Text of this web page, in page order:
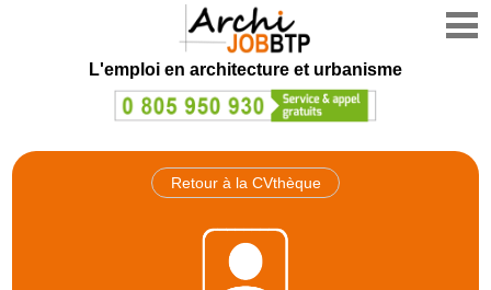
L'emploi en architecture et urbanisme
Retour à la CVthèque